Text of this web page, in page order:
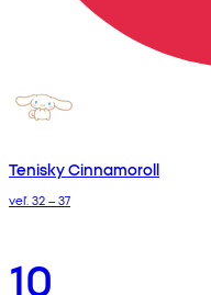
Tenisky Cinnamoroll
veľ. 32 – 37
10